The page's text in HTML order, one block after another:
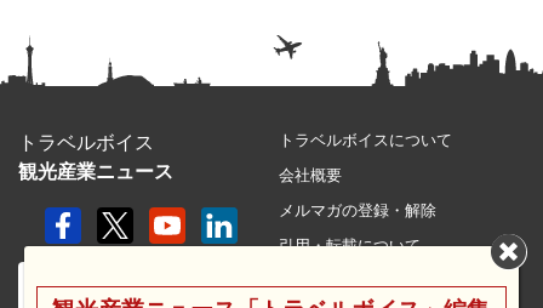
トラベルボイス
観光産業ニュース
トラベルボイスについて
会社概要
メルマガの登録・解除
引用・転載について